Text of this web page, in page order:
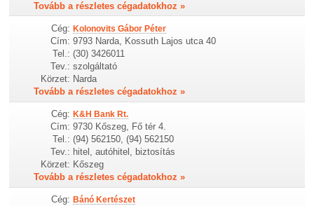
Tovább a részletes cégadatokhoz »
Cég: Kolonovits Gábor Péter
Cím: 9793 Narda, Kossuth Lajos utca 40
Tel.: (30) 3426011
Tev.: szolgáltató
Körzet: Narda
Tovább a részletes cégadatokhoz »
Cég: K&H Bank Rt.
Cím: 9730 Kőszeg, Fő tér 4.
Tel.: (94) 562150, (94) 562150
Tev.: hitel, autóhitel, biztosítás
Körzet: Kőszeg
Tovább a részletes cégadatokhoz »
Cég: Bánó Kertészet